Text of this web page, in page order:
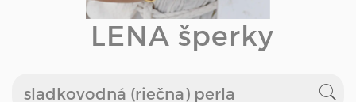
LENA šperky